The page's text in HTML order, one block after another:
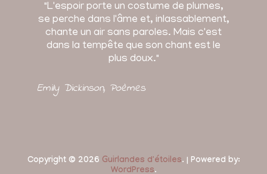
"L'espoir porte un costume de plumes,
se perche dans l'âme et, inlassablement,
chante un air sans paroles. Mais c'est
dans la tempête que son chant est le
plus doux."
Emily Dickinson, Poèmes
Copyright © 2026 Guirlandes d'étoiles. | Powered by:
WordPress.